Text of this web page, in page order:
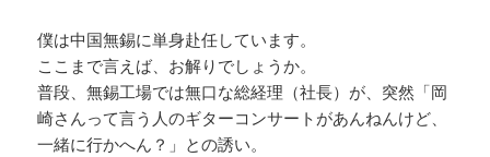
僕は中国無錫に単身赴任しています。
ここまで言えば、お解りでしょうか。
普段、無錫工場では無口な総経理（社長）が、突然「岡
崎さんって言う人のギターコンサートがあんねんけど、
一緒に行かへん？」との誘い。